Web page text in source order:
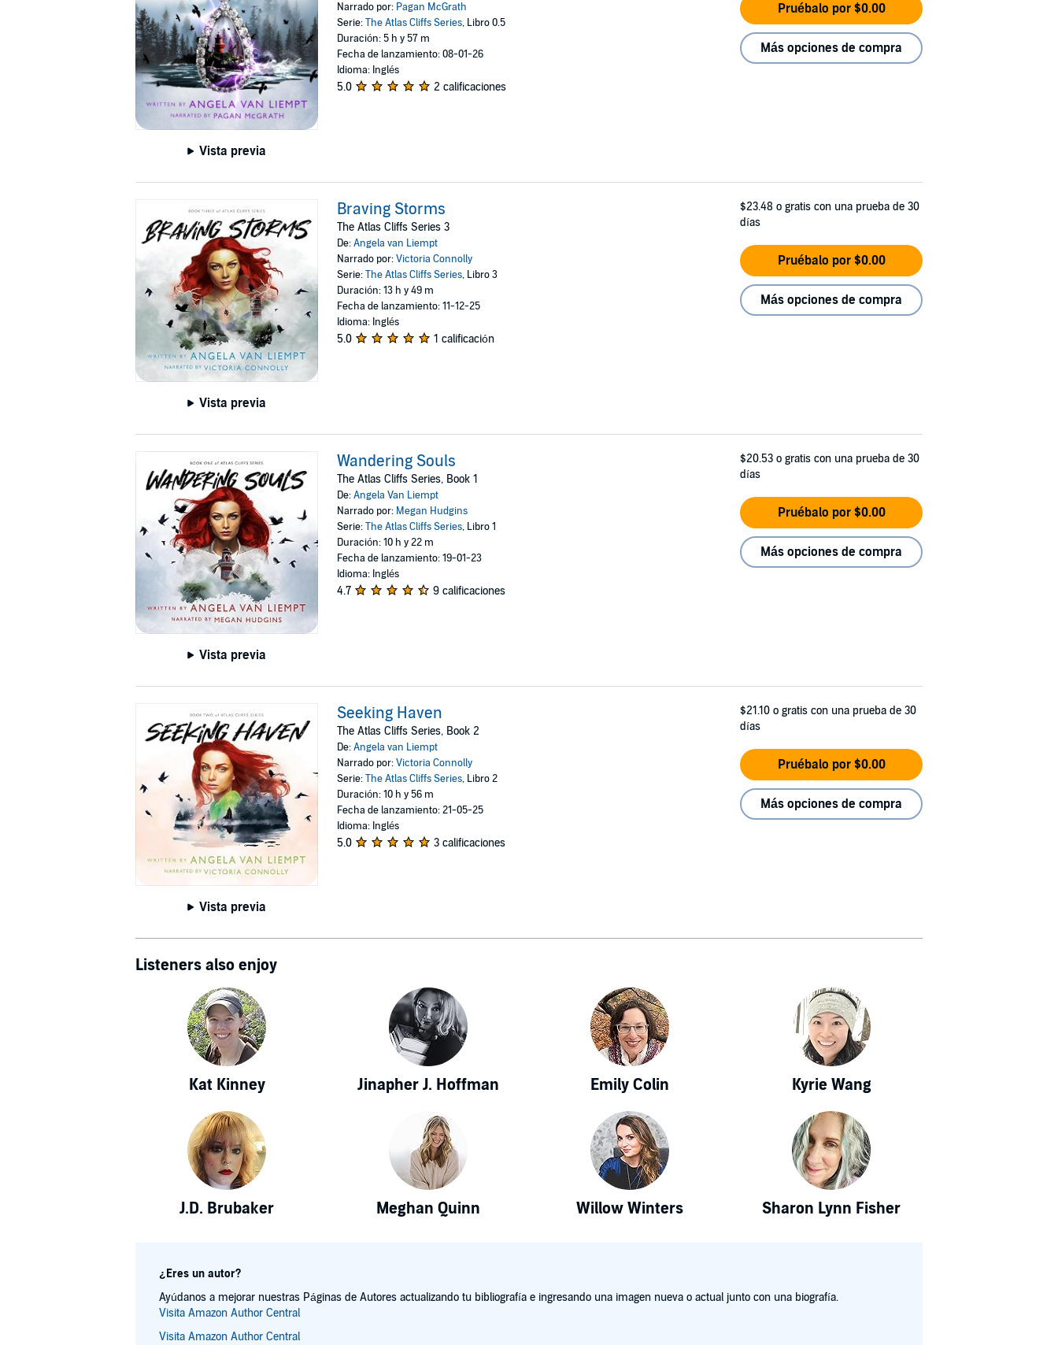
Vista previa
Narrado por: Pagan McGrath
Serie:The Atlas Cliffs Series, Libro 0.5
Duración: 5 h y 57 m
Fecha de lanzamiento: 08-01-26
Idioma: Inglés
5.0 2 calificaciones
Pruébalo por $0.00
Más opciones de compra
Vista previa
Braving Storms
The Atlas Cliffs Series 3
De:Angela van Liempt
Narrado por:Victoria Connolly
Serie:The Atlas Cliffs Series, Libro 3
Duración: 13 h y 49 m
Fecha de lanzamiento: 11-12-25
Idioma: Inglés
5.0 1 calificación
$23.48 o gratis con una prueba de 30
días
Pruébalo por $0.00
Más opciones de compra
Vista previa
Wandering Souls
The Atlas Cliffs Series, Book 1
De:Angela Van Liempt
Narrado por: Megan Hudgins
Serie:The Atlas Cliffs Series, Libro 1
Duración: 10 h y 22 m
Fecha de lanzamiento: 19-01-23
Idioma: Inglés
4.7 9 calificaciones
$20.53 o gratis con una prueba de 30
días
Pruébalo por $0.00
Más opciones de compra
Vista previa
Seeking Haven
The Atlas Cliffs Series, Book 2
De:Angela van Liempt
Narrado por:Victoria Connolly
Serie:The Atlas Cliffs Series, Libro 2
Duración: 10 h y 56 m
Fecha de lanzamiento: 21-05-25
Idioma: Inglés
5.0 3 calificaciones
$21.10 o gratis con una prueba de 30
días
Pruébalo por $0.00
Más opciones de compra
Listeners also enjoy
Kat Kinney Jinapher J. Hoffman Emily Colin Kyrie Wang
J.D. Brubaker Meghan Quinn Willow Winters Sharon Lynn Fisher
¿Eres un autor?
Ayúdanos a mejorar nuestras Páginas de Autores actualizando tu bibliografía e ingresando una imagen nueva o actual junto con una biografía.
Visita Amazon Author Central
Visita Amazon Author Central